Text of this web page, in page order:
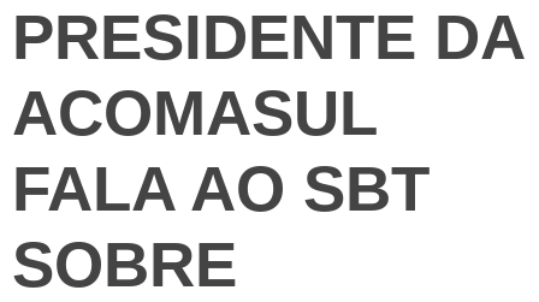
PRESIDENTE DA
ACOMASUL
FALA AO SBT
SOBRE